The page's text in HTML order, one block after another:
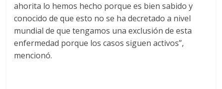
ahorita lo hemos hecho porque es bien sabido y
conocido de que esto no se ha decretado a nivel
mundial de que tengamos una exclusión de esta
enfermedad porque los casos siguen activos”,
mencionó.